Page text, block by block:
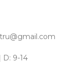
D: 9-14